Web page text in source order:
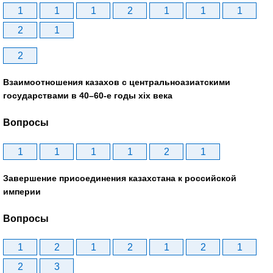
1 1 1 2 1 1
1
2
1
2
Взаимоотношения казахов с центральноазиатскими
государствами в 40–60-е годы xix века
Вопросы
1 1 1 1 2 1
Завершение присоединения казахстана к российской
империи
Вопросы
1 2 1 2 1 2
1
2
3